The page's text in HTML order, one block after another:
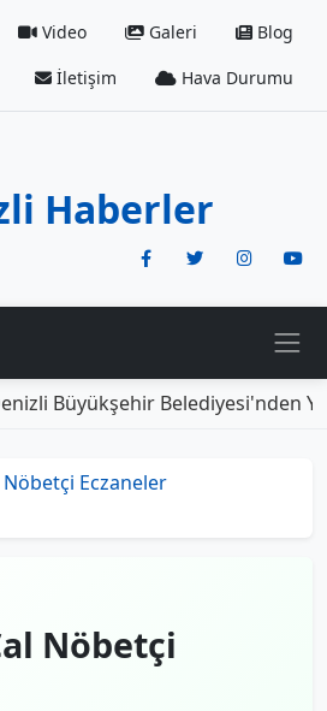
Video Galeri
Blog
İletişim Hava Durumu
Haberler
Büyükşehir Belediyesi'nden
Eczaneler
Nöbetçi